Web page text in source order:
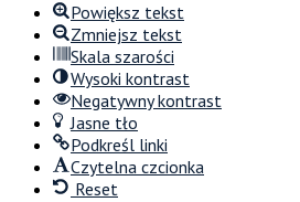
Powiększ tekst
Zmniejsz tekst
Skala szarości
Wysoki kontrast
Negatywny kontrast
Jasne tło
Podkreśl linki
Czytelna czcionka
Reset